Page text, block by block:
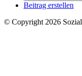
Beitrag erstellen
© Copyright 2026